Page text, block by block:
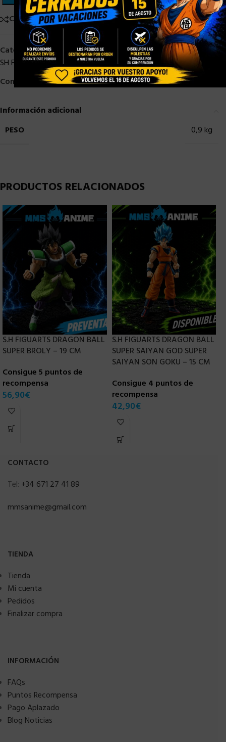
Comparar Añadir a la lista de deseos
Categorías:Bandai ,DRAGON BALL PRE-ORDER,S. H. Figuarts,
SH Figuarts Dragon Ball,SHF DRAGON BALL
Compartir:
Información adicional
PESO
0,9 kg
PRODUCTOS RELACIONADOS
S.H FIGUARTS DRAGON BALL
SUPER BROLY – 19 CM
Consigue 5 puntos de
recompensa
56,90€
S.H FIGUARTS DRAGON BALL
SUPER SAIYAN GOD SUPER
SAIYAN SON GOKU – 15 CM
Consigue 4 puntos de
recompensa
42,90€
CONTACTO
Tel: +34 671 27 41 89
mmsanime@gmail.com
TIENDA
Tienda
Mi cuenta
Pedidos
Finalizar compra
INFORMACIÓN
FAQs
Puntos Recompensa
Pago Aplazado
Blog Noticias